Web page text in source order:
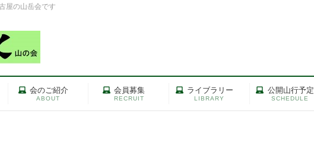
屋の山岳会です
会のご紹介
ABOUT
会員募集
RECRUIT
ライブラリー
LIBRARY
公開山行予定
SCHEDULE